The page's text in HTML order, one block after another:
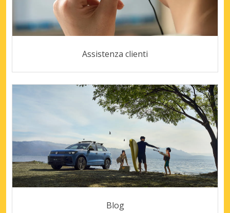
Assistenza clienti
Blog